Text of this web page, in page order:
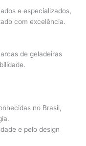
e especializados,
com excelência.
de geladeiras
no Brasil,
e pelo design